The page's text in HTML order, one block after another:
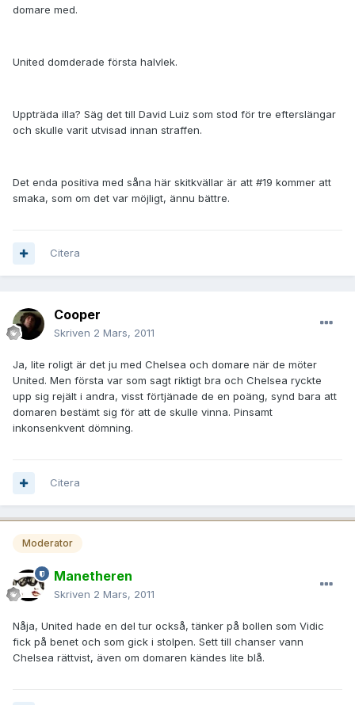
domare med.
United domderade första halvlek.
Uppträda illa? Säg det till David Luiz som stod för tre efterslängar
och skulle varit utvisad innan straffen.
Det enda positiva med såna här skitkvällar är att #19 kommer att
smaka, som om det var möjligt, ännu bättre.
Citera
Cooper
Skriven 2 Mars, 2011
Ja, lite roligt är det ju med Chelsea och domare när de möter
United. Men första var som sagt riktigt bra och Chelsea ryckte
upp sig rejält i andra, visst förtjänade de en poäng, synd bara att
domaren bestämt sig för att de skulle vinna. Pinsamt
inkonsenkvent dömning.
Citera
Moderator
Manetheren
Skriven 2 Mars, 2011
Nåja, United hade en del tur också, tänker på bollen som Vidic
fick på benet och som gick i stolpen. Sett till chanser vann
Chelsea rättvist, även om domaren kändes lite blå.